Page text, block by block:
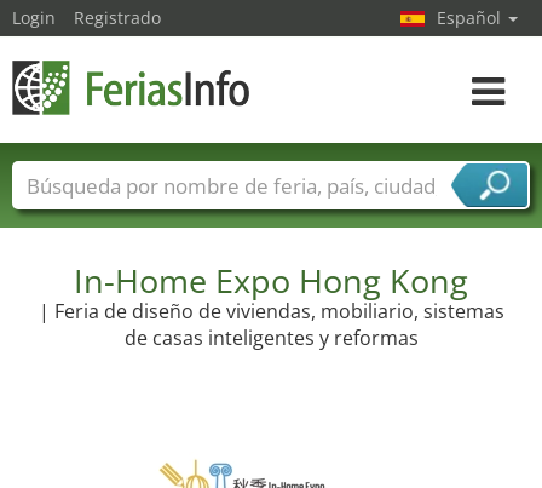
In-Home Expo Hong Kong
| Feria de diseño de viviendas, mobiliario, sistemas
de casas inteligentes y reformas
Login Registrado Español
toggle
Nombres de ferias Países
Ciudades
Sectores de proveedor de servicios